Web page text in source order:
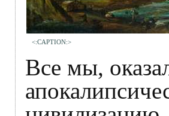
<:CAPTION:>
Все мы,